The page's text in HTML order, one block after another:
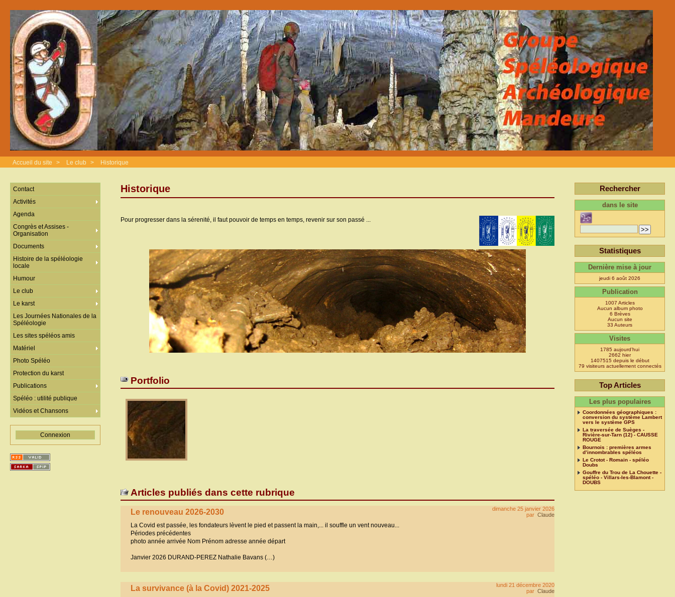
Accueil du site > Le club > Historique
Historique
Pour progresser dans la sérenité, il faut pouvoir de temps en temps, revenir sur son passé ...
Portfolio
Articles publiés dans cette rubrique
dimanche 25 janvier 2026
par Claude
Le renouveau 2026-2030
La Covid est passée, les fondateurs lèvent le pied et passent la main,... il souffle un vent nouveau...
Périodes précédentes
photo année arrivée Nom Prénom adresse année départ
Janvier 2026 DURAND-PEREZ Nathalie Bavans (…)
lundi 21 décembre 2020
par Claude
La survivance (à la Covid) 2021-2025
Contact
Activités
Agenda
Congrès et Assises -
Organisation
Documents
Histoire de la spéléologie
locale
Humour
Le club
Le karst
Les Journées Nationales de la
Spéléologie
Les sites spéléos amis
Matériel
Photo Spéléo
Protection du karst
Publications
Spéléo : utilité publique
Vidéos et Chansons
Connexion
Rechercher
dans le site
Statistiques
Dernière mise à jour
jeudi 6 août 2026
Publication
1007 Articles
Aucun album photo
6 Brèves
Aucun site
33 Auteurs
Visites
1785 aujourd’hui
2662 hier
1407515 depuis le début
79 visiteurs actuellement connectés
Top Articles
Les plus populaires
Coordonnées géographiques :
conversion du système Lambert
vers le système GPS
La traversée de Suèges -
Rivière-sur-Tarn (12) - CAUSSE
ROUGE
Bournois : premières armes
d’innombrables spéléos
Le Crotot - Romain - spéléo
Doubs
Gouffre du Trou de La Chouette -
spéléo - Villars-les-Blamont -
DOUBS